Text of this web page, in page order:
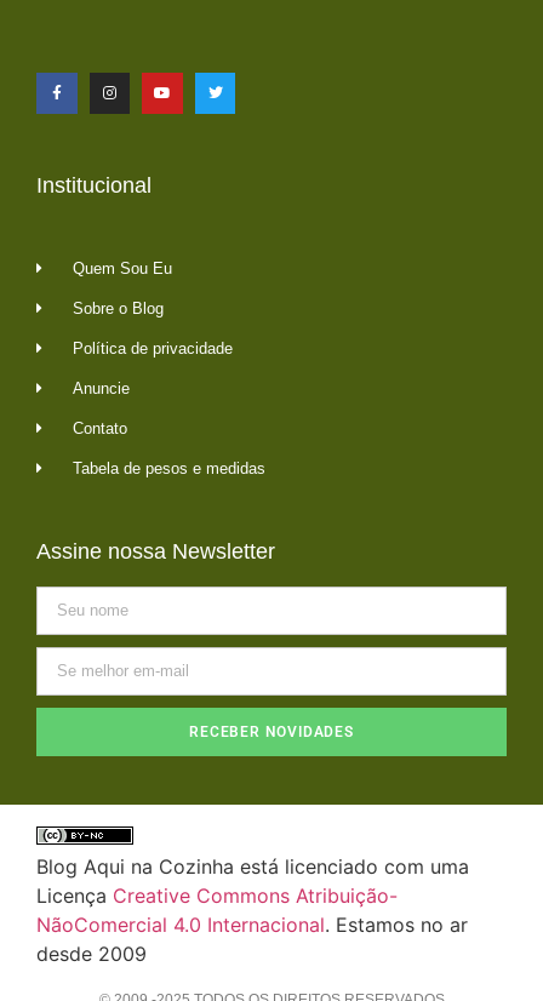
Institucional
Quem Sou Eu
Sobre o Blog
Política de privacidade
Anuncie
Contato
Tabela de pesos e medidas
Assine nossa Newsletter
RECEBER NOVIDADES
Blog Aqui na Cozinha está licenciado com uma
Licença Creative Commons Atribuição-
NãoComercial 4.0 Internacional. Estamos no ar
desde 2009